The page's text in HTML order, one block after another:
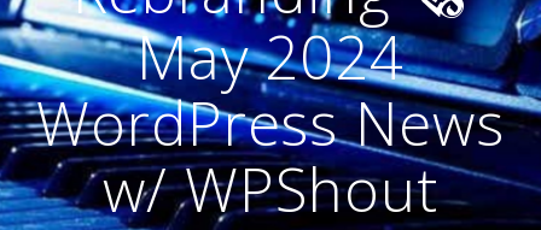
May 2024
WordPress News
w/ WPShout